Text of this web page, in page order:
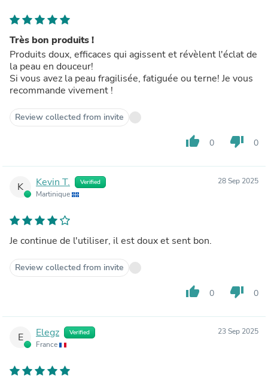
Très bon produits !
Produits doux, efficaces qui agissent et révèlent l'éclat de
la peau en douceur!
Si vous avez la peau fragilisée, fatiguée ou terne! Je vous
recommande vivement !
Review collected from invite
thumb_up 0 thumb_down 0
K Kevin T. Verified
Martinique
28 Sep 2025
Je continue de l'utiliser, il est doux et sent bon.
Review collected from invite
thumb_up 0 thumb_down 0
E Elegz Verified
France
23 Sep 2025